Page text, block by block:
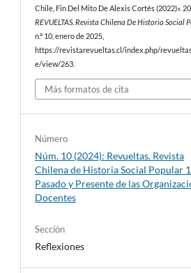
Chile, Fin Del Mito De Alexis Cortés (2022)».
REVUELTAS. Revista Chilena De Historia Social
n.º 10, enero de 2025,
https://revistarevueltas.cl/index.php/
e/view/263.
Más formatos de cita
Número
Núm. 10 (2024): Revueltas. Revista
Chilena de Historia Social Popular
Pasado y Presente de las
Docentes
Sección
Reflexiones